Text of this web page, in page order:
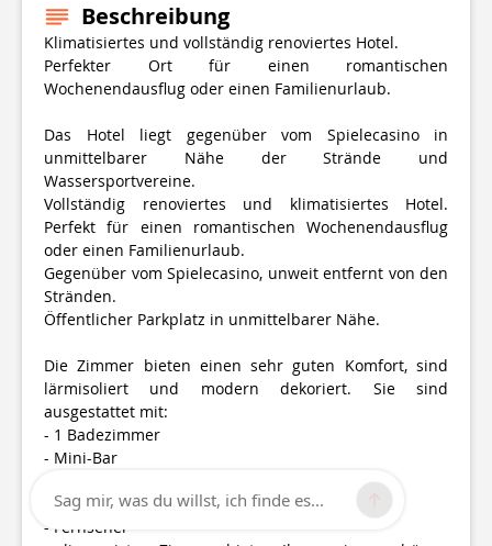
Beschreibung
Klimatisiertes und vollständig renoviertes Hotel.
Perfekter Ort für einen romantischen
Wochenendausflug oder einen Familienurlaub.
Das Hotel liegt gegenüber vom Spielecasino in
unmittelbarer Nähe der Strände und
Wassersportvereine.
Vollständig renoviertes und klimatisiertes Hotel.
Perfekt für einen romantischen Wochenendausflug
oder einen Familienurlaub.
Gegenüber vom Spielecasino, unweit entfernt von den
Stränden.
Öffentlicher Parkplatz in unmittelbarer Nähe.
Die Zimmer bieten einen sehr guten Komfort, sind
lärmisoliert und modern dekoriert. Sie sind
ausgestattet mit:
- 1 Badezimmer
- Mini-Bar
- Telefon
- Fernseher
Sag mir, was du willst, ich finde es...